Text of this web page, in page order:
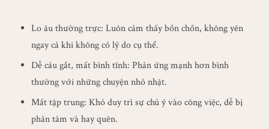
Lo âu thường trực: Luôn cảm thấy bồn chồn, không yên
ngay cả khi không có lý do cụ thể.
Dễ cáu gắt, mất bình tĩnh: Phản ứng mạnh hơn bình
thường với những chuyện nhỏ nhặt.
Mất tập trung: Khó duy trì sự chú ý vào công việc, dễ bị
phân tâm và hay quên.